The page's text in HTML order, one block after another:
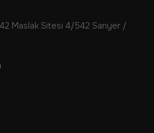
Maslak Sitesi 4/542 Sarıyer /